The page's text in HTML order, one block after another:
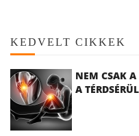
KEDVELT CIKKEK
NEM CSAK A
A